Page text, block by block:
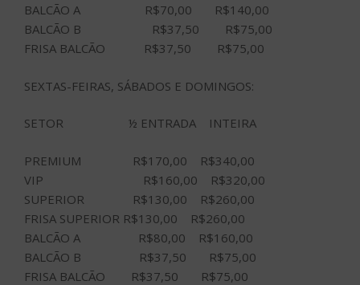
BALCÃO A R$70,00 R$140,00
BALCÃO B R$37,50 R$75,00
FRISA BALCÃO R$37,50 R$75,00
SEXTAS-FEIRAS, SÁBADOS E DOMINGOS:
SETOR ½ ENTRADA INTEIRA
PREMIUM R$170,00 R$340,00
VIP R$160,00 R$320,00
SUPERIOR R$130,00 R$260,00
FRISA SUPERIOR R$130,00 R$260,00
BALCÃO A R$80,00 R$160,00
BALCÃO B R$37,50 R$75,00
FRISA BALCÃO R$37,50 R$75,00